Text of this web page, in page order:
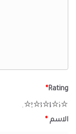
Rating
*
5
4
3
2
الاسم*